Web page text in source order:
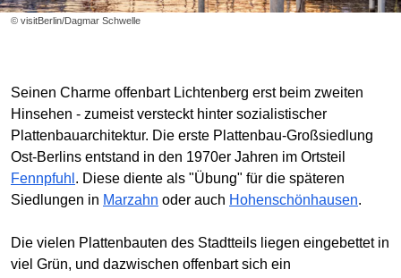
© visitBerlin/Dagmar Schwelle
Seinen Charme offenbart Lichtenberg erst beim zweiten
Hinsehen - zumeist versteckt hinter sozialistischer
Plattenbauarchitektur. Die erste Plattenbau-Großsiedlung
Ost-Berlins entstand in den 1970er Jahren im Ortsteil
Fennpfuhl . Diese diente als "Übung" für die späteren
Siedlungen in Marzahn oder auch Hohenschönhausen.
Die vielen Plattenbauten des Stadtteils liegen eingebettet in
viel Grün, und dazwischen offenbart sich ein